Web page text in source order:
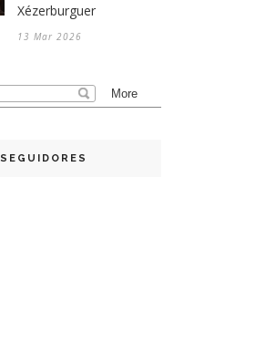
Xézerburguer
13 Mar 2026
SEGUIDORES